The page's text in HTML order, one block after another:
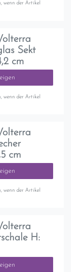
wenn der Artikel
Sekt
cm
wenn der Artikel
cm
wenn der Artikel
H: